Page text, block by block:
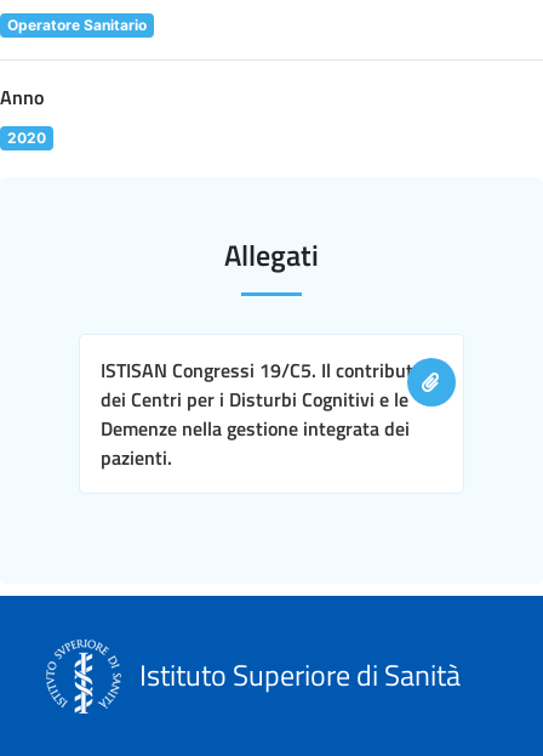
Operatore Sanitario
Anno
2020
Allegati
ISTISAN Congressi 19/C5. Il contributo
dei Centri per i Disturbi Cognitivi e le
Demenze nella gestione integrata dei
pazienti.
Istituto Superiore di Sanità